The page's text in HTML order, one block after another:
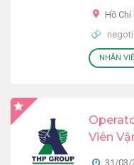
Hồ Chí
NHÂN
Viên
31/03/